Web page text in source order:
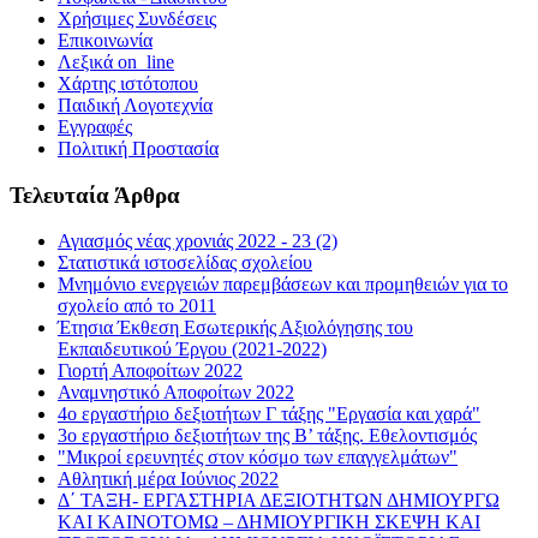
Χρήσιμες Συνδέσεις
Επικοινωνία
Λεξικά on_line
Χάρτης ιστότοπου
Παιδική Λογοτεχνία
Εγγραφές
Πολιτική Προστασία
Τελευταία Άρθρα
Αγιασμός νέας χρονιάς 2022 - 23 (2)
Στατιστικά ιστοσελίδας σχολείου
Μνημόνιο ενεργειών παρεμβάσεων και προμηθειών για το
σχολείο από το 2011
Έτησια Έκθεση Εσωτερικής Αξιολόγησης του
Εκπαιδευτικού Έργου (2021-2022)
Γιορτή Αποφοίτων 2022
Αναμνηστικό Αποφοίτων 2022
4ο εργαστήριο δεξιοτήτων Γ τάξης "Εργασία και χαρά"
3ο εργαστήριο δεξιοτήτων της Β’ τάξης. Εθελοντισμός
"Μικροί ερευνητές στον κόσμο των επαγγελμάτων"
Αθλητική μέρα Ιούνιος 2022
Δ΄ ΤΑΞΗ- ΕΡΓΑΣΤΗΡΙΑ ΔΕΞΙΟΤΗΤΩΝ ΔΗΜΙΟΥΡΓΩ
ΚΑΙ ΚΑΙΝΟΤΟΜΩ – ΔΗΜΙΟΥΡΓΙΚΗ ΣΚΕΨΗ ΚΑΙ